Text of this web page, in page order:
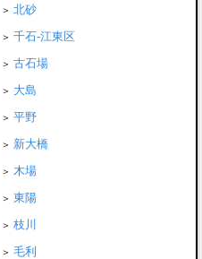
北砂
千石-江東区
古石場
大島
平野
新大橋
木場
東陽
枝川
毛利